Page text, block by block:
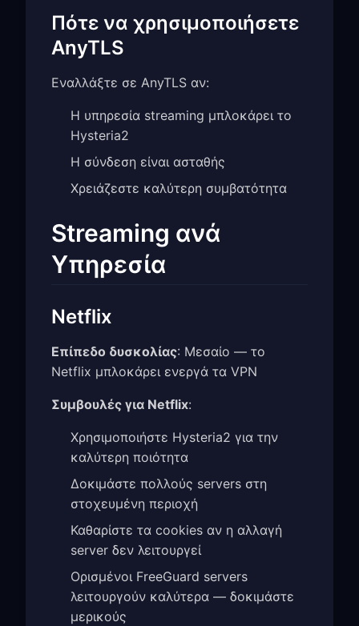
Πότε να χρησιμοποιήσετε
AnyTLS
Εναλλάξτε σε AnyTLS αν:
Η υπηρεσία streaming μπλοκάρει το
Hysteria2
Η σύνδεση είναι ασταθής
Χρειάζεστε καλύτερη συμβατότητα
Streaming ανά
Υπηρεσία
Netflix
Επίπεδο δυσκολίας: Μεσαίο — το
Netflix μπλοκάρει ενεργά τα VPN
Συμβουλές για Netflix:
Χρησιμοποιήστε Hysteria2 για την
καλύτερη ποιότητα
Δοκιμάστε πολλούς servers στη
στοχευμένη περιοχή
Καθαρίστε τα cookies αν η αλλαγή
server δεν λειτουργεί
Ορισμένοι FreeGuard servers
λειτουργούν καλύτερα — δοκιμάστε
μερικούς